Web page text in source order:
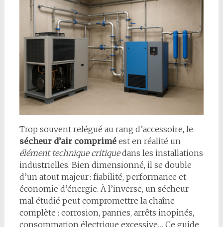
Trop souvent relégué au rang d’accessoire, le
sécheur d’air compriméest en réalité un
élément technique critiquedans les installations
industrielles. Bien dimensionné, il se double
d’un atout majeur : fiabilité, performance et
économie d’énergie. À l’inverse, un sécheur
mal étudié peut compromettre la chaîne
complète : corrosion, pannes, arrêts inopinés,
consommation électrique excessive… Ce guide